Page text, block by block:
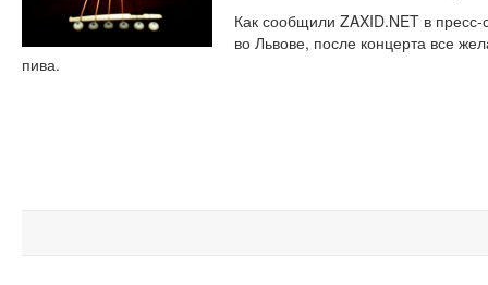
Как сообщили ZAXID.NET в пресс-
во Львове, после концерта все
пива.